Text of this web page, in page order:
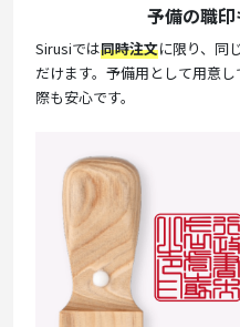
予備の職
Sirusiでは同時注文に限り、同
だけます。予備用として用意
際も安心です。